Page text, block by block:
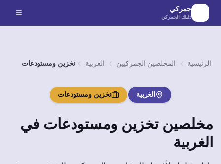
الانتقال إلى المحتوى الرئيسي
جمركي
دليلك الجمركي
الرئيسية المخلصين الجمركيين الغربية تخزين ومستودعات
الغربية تخزين ومستودعات
مخلصينتخزين ومستودعات في
الغربية